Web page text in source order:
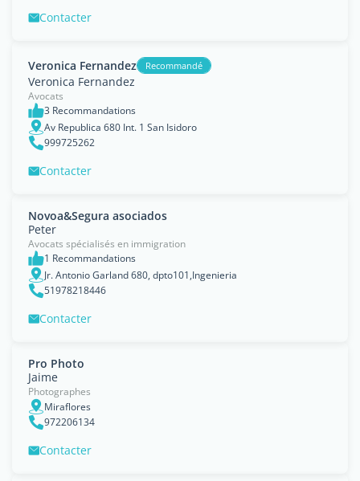
Contacter
Veronica Fernandez Recommandé
Veronica Fernandez
Avocats
3 Recommandations
Av Republica 680 Int. 1 San Isidoro
999725262
Contacter
Novoa&Segura asociados
Peter
Avocats spécialisés en immigration
1 Recommandations
Jr. Antonio Garland 680, dpto101,Ingenieria
51978218446
Contacter
Pro Photo
Jaime
Photographes
Miraflores
972206134
Contacter